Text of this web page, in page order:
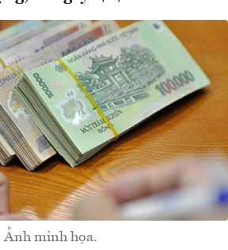
Ảnh minh họa.